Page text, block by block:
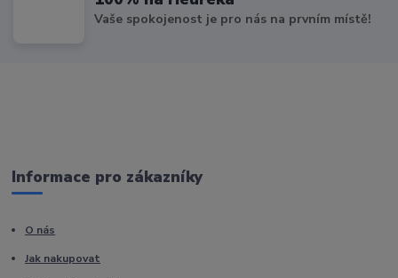
Vaše spokojenost je pro nás na prvním místě!
Informace pro zákazníky
O nás
Jak nakupovat